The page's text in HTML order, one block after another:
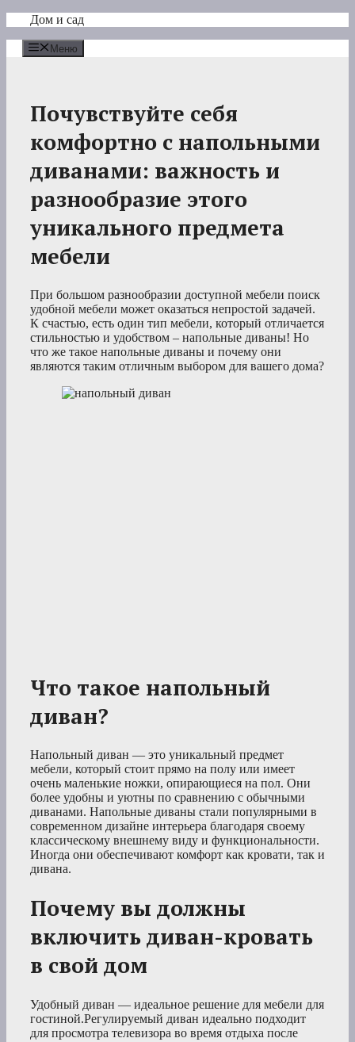
Перейти
содержимому
Дом и сад
Меню
Почувствуйте себя
комфортно с напольными
диванами: важность и
разнообразие этого
уникального предмета
мебели
При большом разнообразии доступной мебели поиск
удобной мебели может оказаться непростой задачей.
К счастью, есть один тип мебели, который отличается
стильностью и удобством – напольные диваны! Но
что же такое напольные диваны и почему они
являются таким отличным выбором для вашего дома?
Что такое напольный
диван?
Напольный диван — это уникальный предмет
мебели, который стоит прямо на полу или имеет
очень маленькие ножки, опирающиеся на пол. Они
более удобны и уютны по сравнению с обычными
диванами. Напольные диваны стали популярными в
современном дизайне интерьера благодаря своему
классическому внешнему виду и функциональности.
Иногда они обеспечивают комфорт как кровати, так и
дивана.
Почему вы должны
включить диван-кровать
в свой дом
Удобный диван — идеальное решение для мебели для
гостиной.Регулируемый диван идеально подходит
для просмотра телевизора во время отдыха после